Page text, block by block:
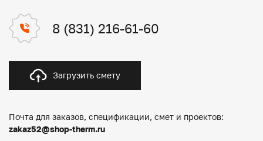
8 (831) 216-61-60
Загрузить смету
Почта для заказов, спецификации, смет и проектов:
zakaz52@shop-therm.ru